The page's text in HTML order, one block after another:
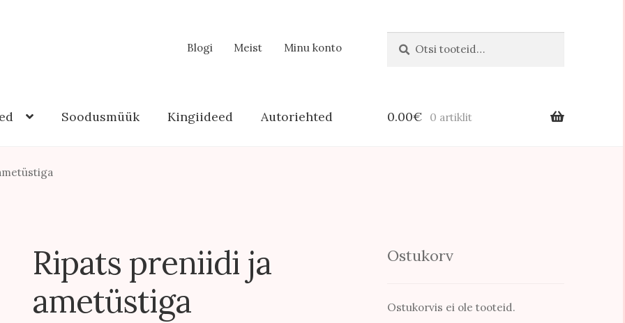
Blogi Meist Minu konto
Soodusmüük Kingiideed Autoriehted 0.00€ 0 artiklit
Ripats preniidi ja
ametüstiga
Ostukorv
Ostukorvis ei ole tooteid.